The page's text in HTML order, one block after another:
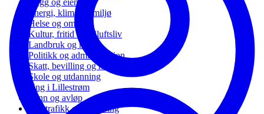
Energi, klima og miljø
Helse og omsorg
Kultur, fritid og friluftsliv
Landbruk og natur
Politikk og administrasjon
Skatt, bevilling og næring
Skole og utdanning
Ung i Lillestrøm
Vann og avløp
Vei, trafikk og parkering